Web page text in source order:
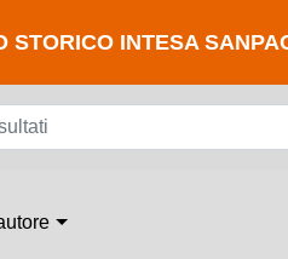
STORICO INTESA